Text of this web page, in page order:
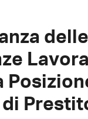
delle